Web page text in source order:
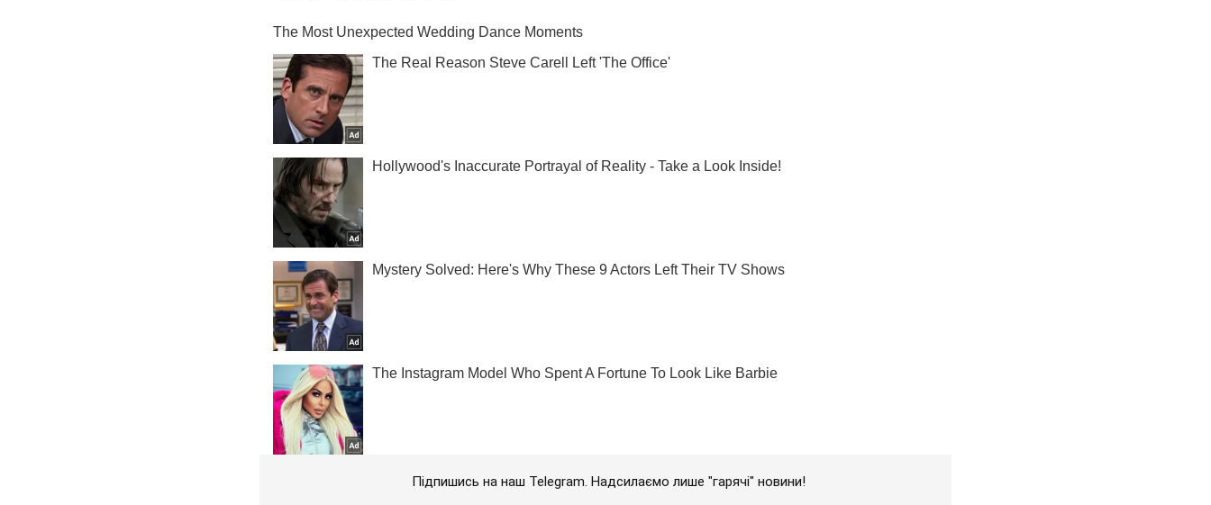
Підпишись на наш Telegram. Надсилаємо лише "гарячі" новини!